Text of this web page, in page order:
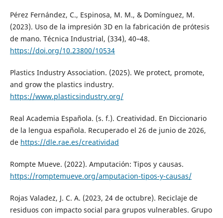
Pérez Fernández, C., Espinosa, M. M., & Domínguez, M.
(2023). Uso de la impresión 3D en la fabricación de prótesis
de mano. Técnica Industrial, (334), 40–48.
https://doi.org/10.23800/10534
Plastics Industry Association. (2025). We protect, promote,
and grow the plastics industry.
https://www.plasticsindustry.org/
Real Academia Española. (s. f.). Creatividad. En Diccionario
de la lengua española. Recuperado el 26 de junio de 2026,
de https://dle.rae.es/creatividad
Rompte Mueve. (2022). Amputación: Tipos y causas.
https://romptemueve.org/amputacion-tipos-y-causas/
Rojas Valadez, J. C. A. (2023, 24 de octubre). Reciclaje de
residuos con impacto social para grupos vulnerables. Grupo